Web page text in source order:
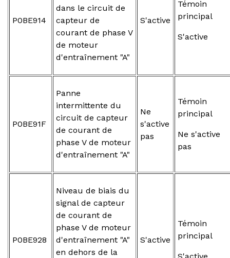
P0BE914
dans le circuit de
capteur de
courant de phase V
de moteur
d'entraînement "A"
S'active
Témoin
principal
S'active
P0BE91F
Panne
intermittente du
circuit de capteur
de courant de
phase V de moteur
d'entraînement "A"
Ne
s'active
pas
Témoin
principal
Ne s'active
pas
P0BE928
Niveau de biais du
signal de capteur
de courant de
phase V de moteur
d'entraînement "A"
en dehors de la
S'active
Témoin
principal